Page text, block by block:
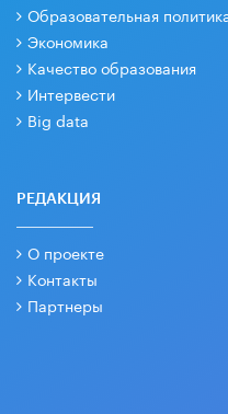
Образовательная
Экономика
Качество образования
Интервести
Big data
РЕДАКЦИЯ
О проекте
Контакты
Партнеры